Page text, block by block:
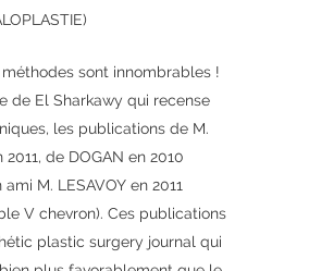
sont innombrables !
de El Sharkawy qui recense
les publications de M.
2011, de DOGAN en 2010
M. LESAVOY en 2011
V chevron). Ces publications
plastic surgery journal qui